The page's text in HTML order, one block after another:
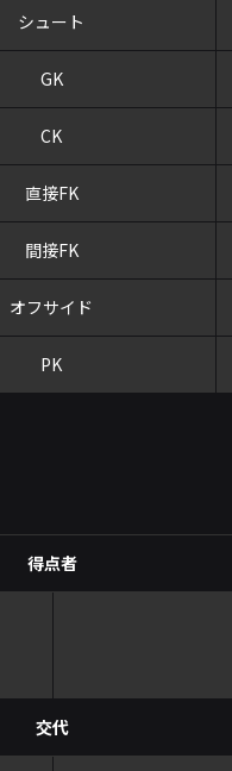
シュート
GK
CK
直接FK
間接FK
オフサイド
PK
得点者
交代